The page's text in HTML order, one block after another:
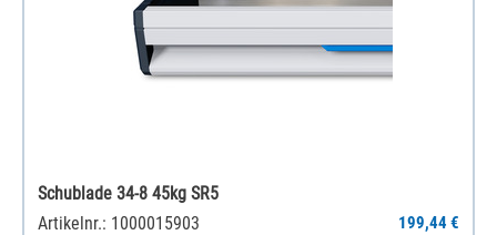
Schublade 34-8 45kg SR5
Artikelnr.: 1000015903
199,44 €